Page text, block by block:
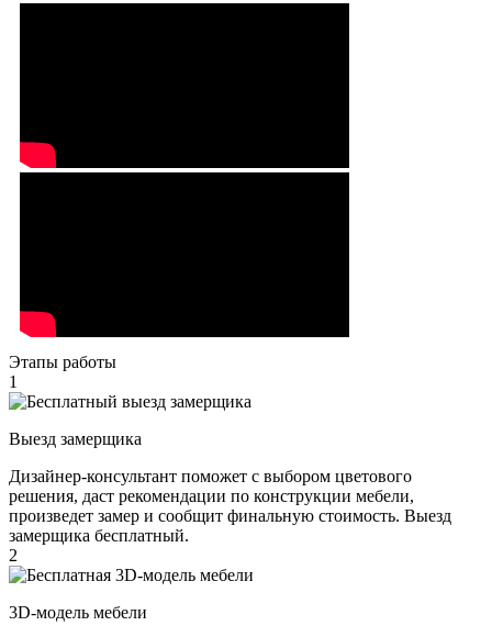
Этапы работы
1
Выезд замерщика
Дизайнер-консультант поможет с выбором цветового
решения, даст рекомендации по конструкции мебели,
произведет замер и сообщит финальную стоимость. Выезд
замерщика бесплатный.
2
3D-модель мебели